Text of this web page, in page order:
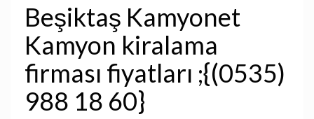
Beşiktaş Kamyonet
Kamyon kiralama
firması fiyatları ;{(0535)
988 18 60}